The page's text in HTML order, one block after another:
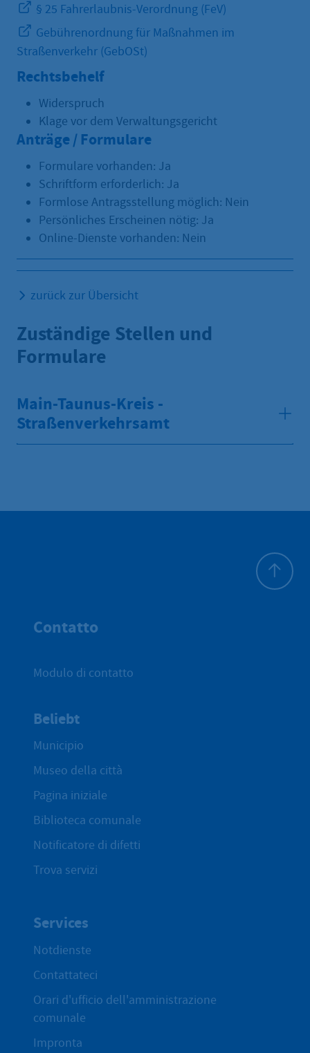
§ 25 Fahrerlaubnis-Verordnung (FeV)
Gebührenordnung für Maßnahmen im
Straßenverkehr (GebOSt)
Rechtsbehelf
Widerspruch
Klage vor dem Verwaltungsgericht
Anträge / Formulare
Formulare vorhanden: Ja
Schriftform erforderlich: Ja
Formlose Antragsstellung möglich: Nein
Persönliches Erscheinen nötig: Ja
Online-Dienste vorhanden: Nein
zurück zur Übersicht
Zuständige Stellen und
Formulare
Main-Taunus-Kreis -
Straßenverkehrsamt
Contatto
Modulo di contatto
Beliebt
Municipio
Museo della città
Pagina iniziale
Biblioteca comunale
Notificatore di difetti
Trova servizi
Services
Notdienste
Contattateci
Orari d'ufficio dell'amministrazione
comunale
Impronta